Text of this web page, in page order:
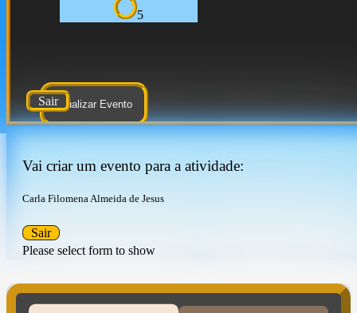
5
Atualizar Evento
Sair
Vai criar um evento para a atividade:
Carla Filomena Almeida de Jesus
Please select form to show
Sair